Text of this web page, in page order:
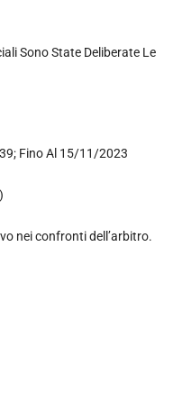
Sono State Deliberate Le
Fino Al 15/11/2023
nei confronti dell’arbitro.